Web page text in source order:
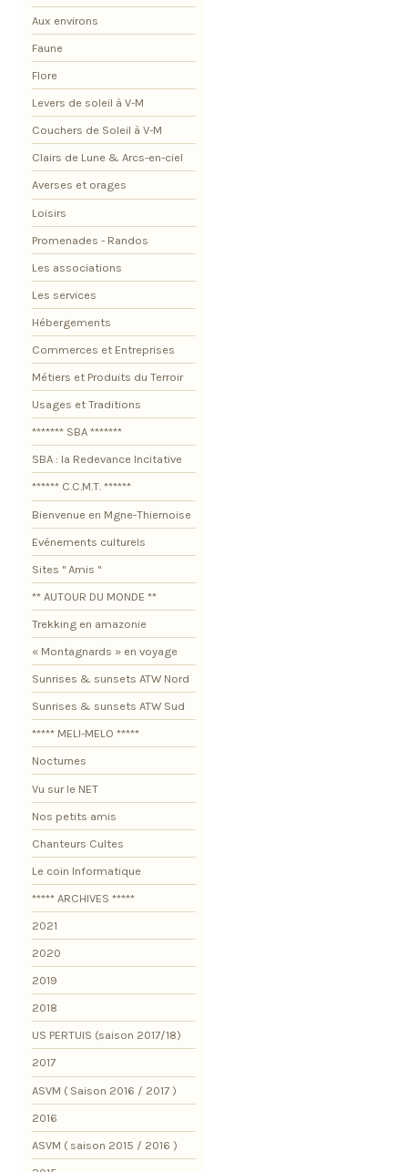
Aux environs
Faune
Flore
Levers de soleil à V-M
Couchers de Soleil à V-M
Clairs de Lune & Arcs-en-ciel
Averses et orages
Loisirs
Promenades - Randos
Les associations
Les services
Hébergements
Commerces et Entreprises
Métiers et Produits du Terroir
Usages et Traditions
******* SBA *******
SBA : la Redevance Incitative
****** C.C.M.T. ******
Bienvenue en Mgne-Thiernoise
Evénements culturels
Sites " Amis "
** AUTOUR DU MONDE **
Trekking en amazonie
« Montagnards » en voyage
Sunrises & sunsets ATW Nord
Sunrises & sunsets ATW Sud
***** MELI-MELO *****
Nocturnes
Vu sur le NET
Nos petits amis
Chanteurs Cultes
Le coin Informatique
***** ARCHIVES *****
2021
2020
2019
2018
US PERTUIS (saison 2017/18)
2017
ASVM ( Saison 2016 / 2017 )
2016
ASVM ( saison 2015 / 2016 )